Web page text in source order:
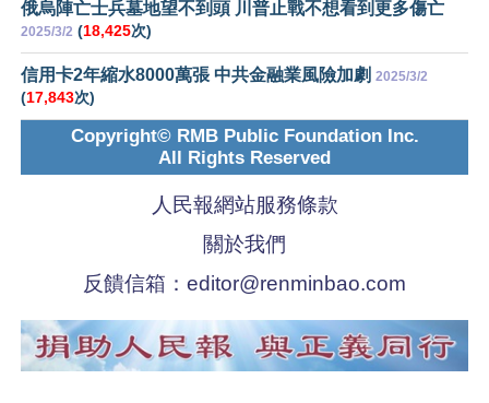
俄烏陣亡士兵墓地望不到頭 川普止戰不想看到更多傷亡
2025/3/2 (18,425次)
信用卡2年縮水8000萬張 中共金融業風險加劇 2025/3/2
(17,843次)
Copyright© RMB Public Foundation Inc.
All Rights Reserved
人民報網站服務條款
關於我們
反饋信箱： editor@renminbao.com